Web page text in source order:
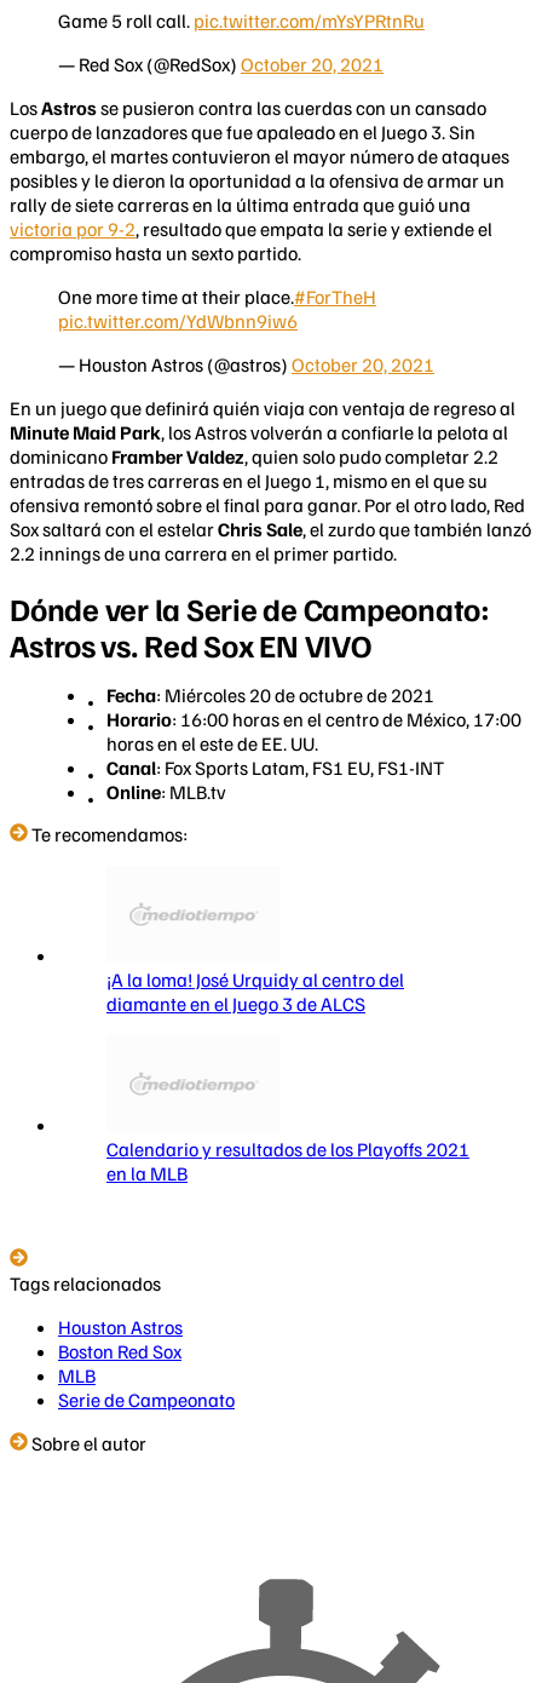
Game 5 roll call. pic.twitter.com/mYsYPRtnRu
— Red Sox (@RedSox) October 20, 2021
LosAstrosse pusieron contra las cuerdas con un cansado
cuerpo de lanzadores que fue apaleado en el Juego 3. Sin
embargo, el martes contuvieron el mayor número de ataques
posibles y le dieron la oportunidad a la ofensiva de armar un
rally de siete carreras en la última entrada que guió una
victoria por 9-2, resultado que empata la serie y extiende el
compromiso hasta un sexto partido.
One more time at their place.#ForTheH
pic.twitter.com/YdWbnn9iw6
— Houston Astros (@astros) October 20, 2021
En un juego que definirá quién viaja con ventaja de regreso al
Minute Maid Park, los Astros volverán a confiarle la pelota al
dominicano Framber Valdez, quien solo pudo completar 2.2
entradas de tres carreras en el Juego 1, mismo en el que su
ofensiva remontó sobre el final para ganar. Por el otro lado, Red
Sox saltará con el estelarChris Sale, el zurdo que también lanzó
2.2 innings de una carrera en el primer partido.
Dónde ver la Serie de Campeonato:
Astros vs. Red Sox EN VIVO
Fecha: Miércoles 20 de octubre de 2021
Horario: 16:00 horas en el centro de México, 17:00
horas en el este de EE. UU.
Canal: Fox Sports Latam, FS1 EU, FS1-INT
Online: MLB.tv
Te recomendamos:
¡A la loma! José Urquidy al centro del
diamante en el Juego 3 de ALCS
Calendario y resultados de los Playoffs 2021
en la MLB
Tags relacionados
Houston Astros
Boston Red Sox
MLB
Serie de Campeonato
Sobre el autor